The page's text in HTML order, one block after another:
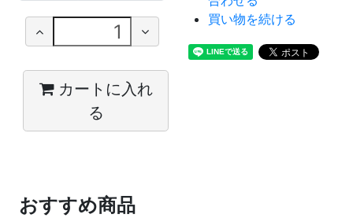
カートに入れ
る
買い物を続ける
おすすめ商品